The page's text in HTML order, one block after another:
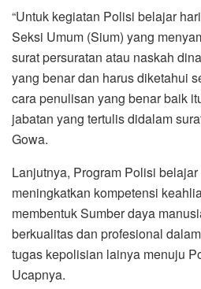
“Untuk kegiatan Polisi belajar
Seksi Umum (Sium) yang
surat persuratan atau naskah
yang benar dan harus diketahui
cara penulisan yang benar baik
jabatan yang tertulis didalam
Gowa.
Lanjutnya, Program Polisi
meningkatkan kompetensi
membentuk Sumber daya
berkualitas dan profesional
tugas kepolisian lainya menuju
Ucapnya.